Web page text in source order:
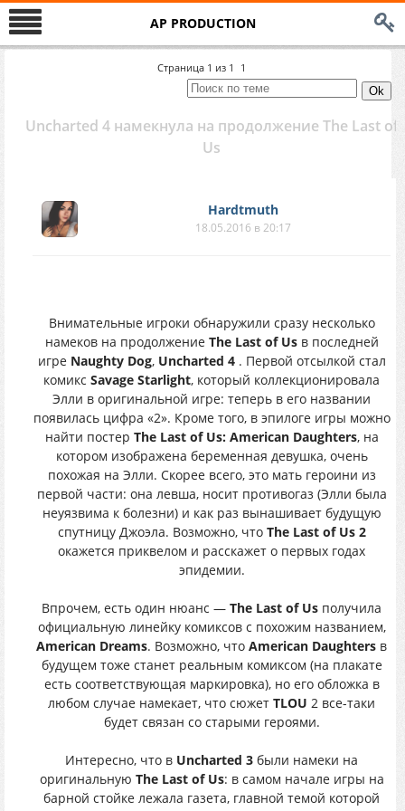
AP PRODUCTION
Страница 1 из 1 1
Uncharted 4 намекнула на продолжение The Last of
Us
Hardtmuth
18.05.2016 в 20:17
Внимательные игроки обнаружили сразу несколько
намеков на продолжение The Last of Usв последней
игре Naughty Dog, Uncharted 4 . Первой отсылкой стал
комикс Savage Starlight, который коллекционировала
Элли в оригинальной игре: теперь в его названии
появилась цифра «2». Кроме того, в эпилоге игры можно
найти постер The Last of Us: American Daughters, на
котором изображена беременная девушка, очень
похожая на Элли. Скорее всего, это мать героини из
первой части: она левша, носит противогаз (Элли была
неуязвима к болезни) и как раз вынашивает будущую
спутницу Джоэла. Возможно, что The Last of Us 2
окажется приквелом и расскажет о первых годах
эпидемии.
Впрочем, есть один нюанс — The Last of Us получила
официальную линейку комиксов с похожим названием,
American Dreams. Возможно, что American Daughters в
будущем тоже станет реальным комиксом (на плакате
есть соответствующая маркировка), но его обложка в
любом случае намекает, что сюжет TLOU 2 все-таки
будет связан со старыми героями.
Интересно, что в Uncharted 3 были намеки на
оригинальную The Last of Us: в самом начале игры на
барной стойке лежала газета, главной темой которой